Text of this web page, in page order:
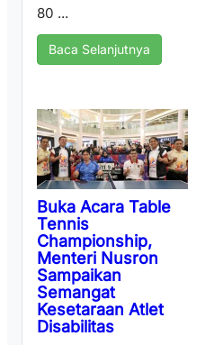
80 ...
Baca Selanjutnya
Buka Acara Table
Tennis
Championship,
Menteri Nusron
Sampaikan
Semangat
Kesetaraan Atlet
Disabilitas